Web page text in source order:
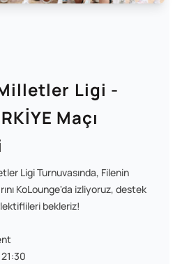
Ligi -
Maçı
Ligi Turnuvasında, Filenin
KoLounge'da izliyoruz, destek
bekleriz!